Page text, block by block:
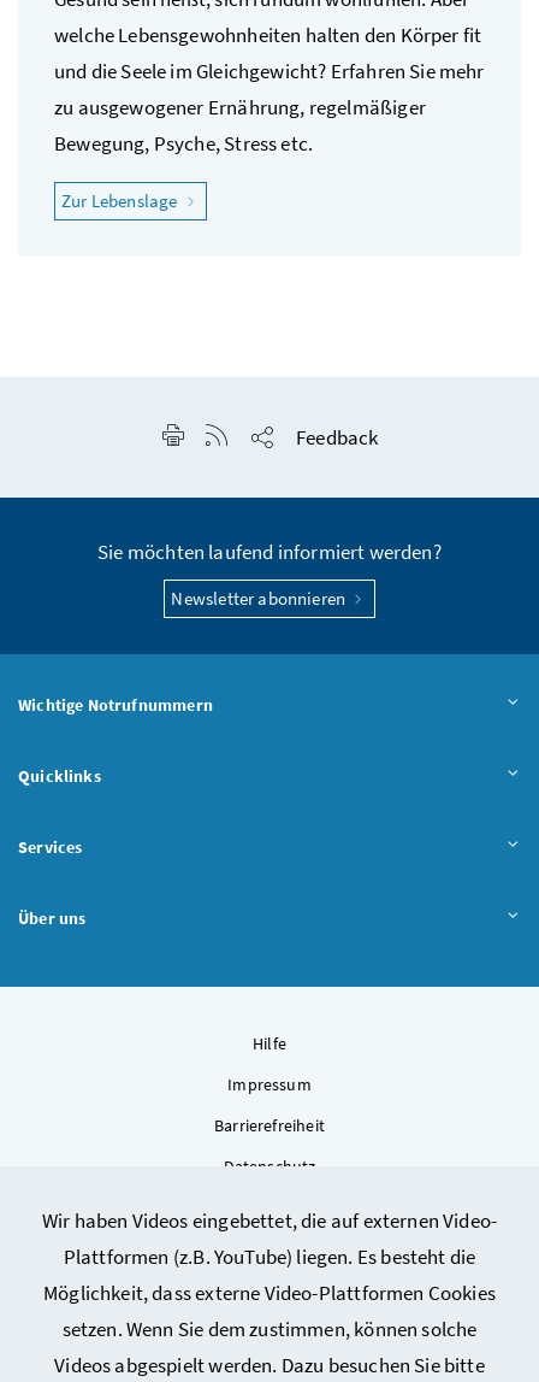
Wir haben Videos eingebettet, die auf externen Video-
Plattformen (z.B. YouTube) liegen. Es besteht die
Möglichkeit, dass externe Video-Plattformen Cookies
setzen. Wenn Sie dem zustimmen, können solche
Videos abgespielt werden. Dazu besuchen Sie bitte
welche Lebensgewohnheiten halten den Körper fit
und die Seele im Gleichgewicht? Erfahren Sie mehr
zu ausgewogener Ernährung, regelmäßiger
Bewegung, Psyche, Stress etc.
Zur Lebenslage "Ich möchte gesund bleiben"
Seite drucken
RSS-Feed anzeigen
Feedback
Sie möchten laufend informiert werden?
Newsletter abonnieren
Wichtige Notrufnummern
Quicklinks
Services
Über uns
Hilfe
Impressum
Barrierefreiheit
Datenschutz
Sitemap
Cookie-Einstellungen